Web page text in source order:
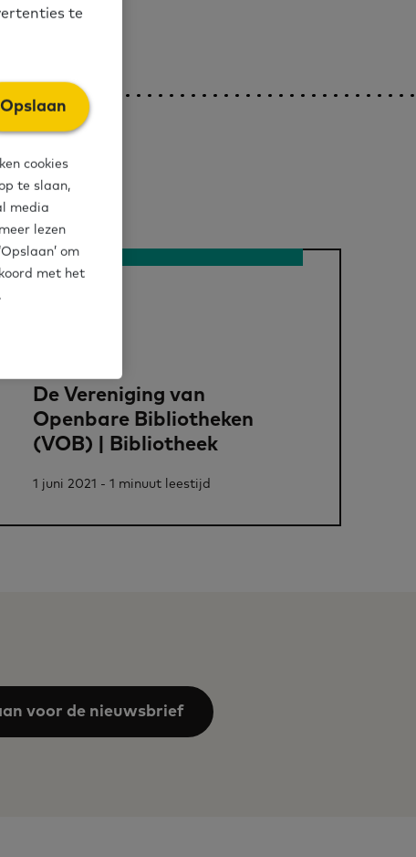
De Vereniging van
Openbare Bibliotheken
(VOB) | Bibliotheek
1 juni 2021 - 1 minuut leestijd
voor de nieuwsbrief
te
Opslaan
cookies
te slaan,
media
lezen
om
met het
.